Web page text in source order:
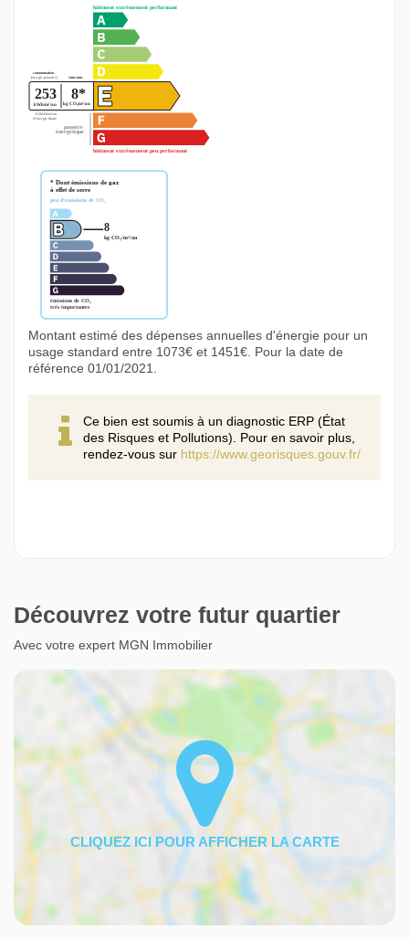
Montant estimé des dépenses annuelles d'énergie pour un
usage standard entre 1073€ et 1451€. Pour la date de
référence 01/01/2021.
Ce bien est soumis à un diagnostic ERP (État
des Risques et Pollutions). Pour en savoir plus,
rendez-vous sur https://www.georisques.gouv.fr/
Découvrez votre futur quartier
Avec votre expert MGN Immobilier